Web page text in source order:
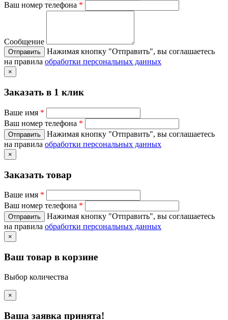
Ваш номер телефона *
Сообщение
Нажимая кнопку "Отправить", вы соглашаетесь
на правила обработки персональных данных
×
Заказать в 1 клик
Ваше имя *
Ваш номер телефона *
Нажимая кнопку "Отправить", вы соглашаетесь
на правила обработки персональных данных
×
Заказать товар
Ваше имя *
Ваш номер телефона *
Нажимая кнопку "Отправить", вы соглашаетесь
на правила обработки персональных данных
×
Ваш товар в корзине
Выбор количества
×
Ваша заявка принята!